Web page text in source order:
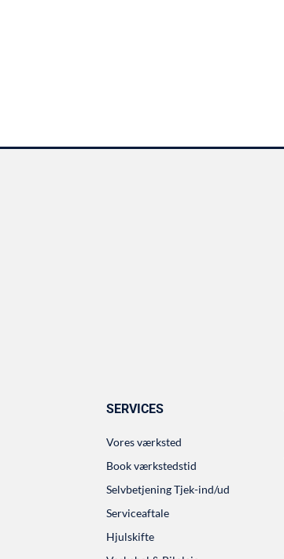
SERVICES
Vores værksted
Book værkstedstid
Selvbetjening Tjek-ind/ud
Serviceaftale
Hjulskifte